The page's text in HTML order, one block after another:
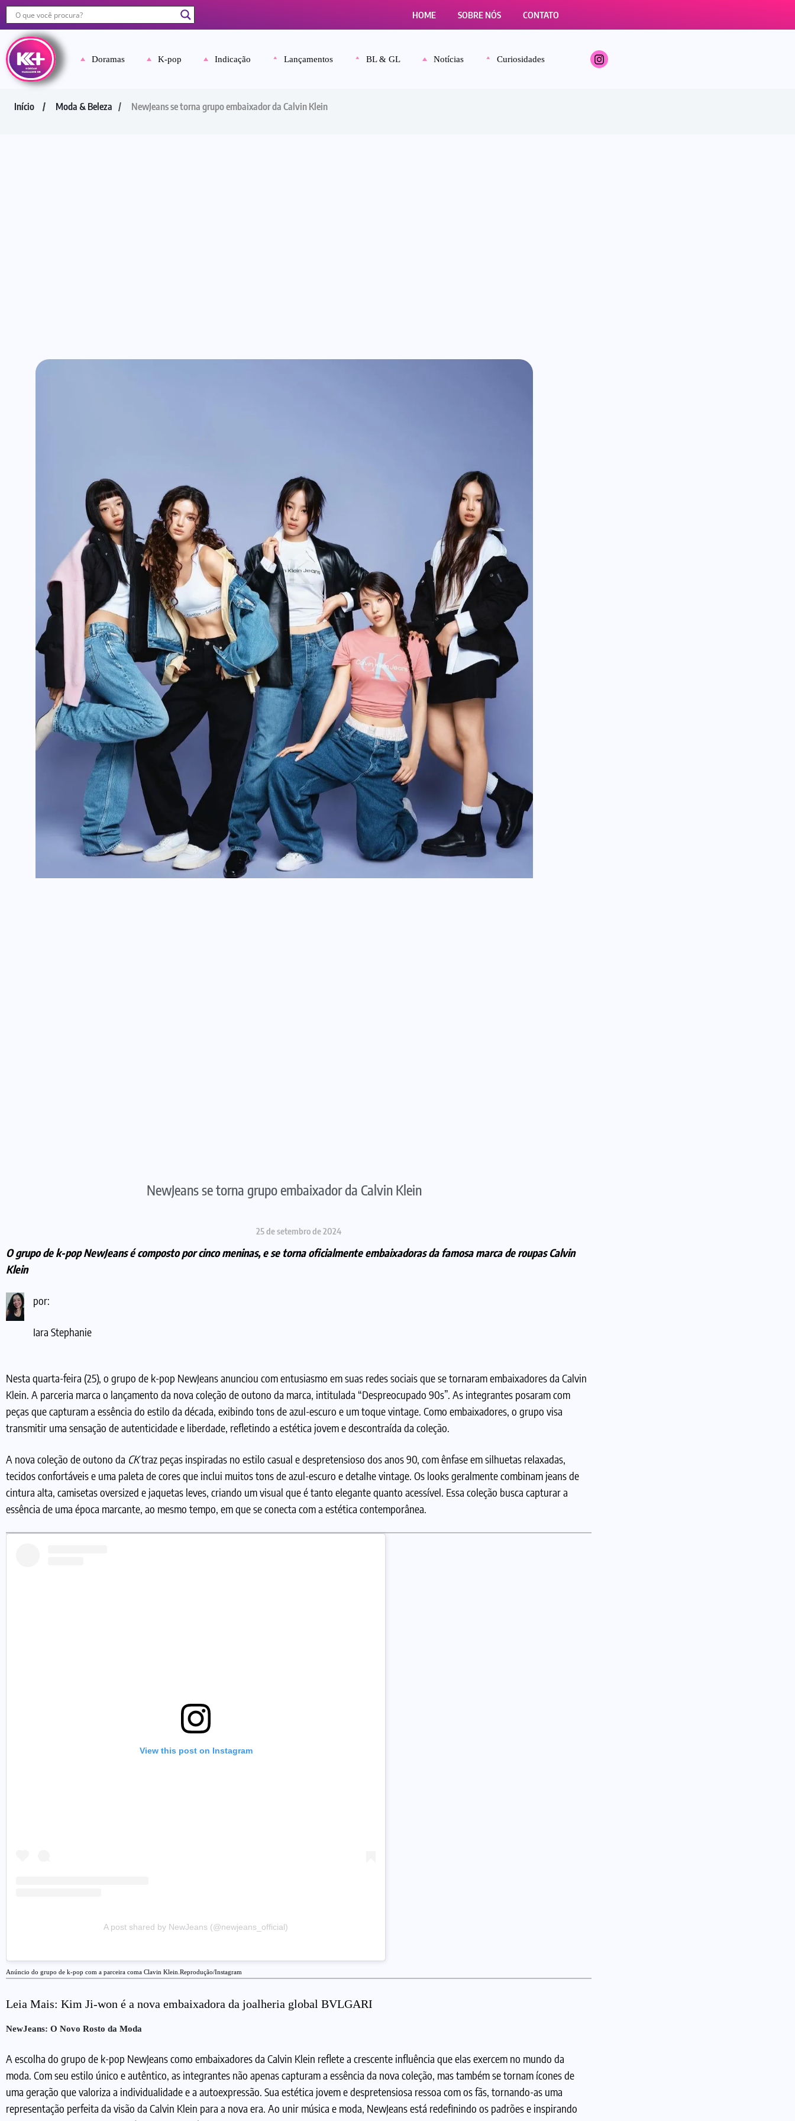
HOME SOBRE NÓS CONTATO
Doramas K-pop Indicação Lançamentos BL & GL Notícias Curiosidades
Início Moda & Beleza NewJeans se torna grupo embaixador da Calvin Klein
NewJeans se torna grupo embaixador da Calvin Klein
25 de setembro de 2024
O grupo de k-pop NewJeans é composto por cinco meninas, e se torna oficialmente embaixadoras da famosa marca de roupas Calvin
Klein
por:
Iara Stephanie
Nesta quarta-feira (25), o grupo de k-pop NewJeans anunciou com entusiasmo em suas redes sociais que se tornaram embaixadores da Calvin
Klein. A parceria marca o lançamento da nova coleção de outono da marca, intitulada “Despreocupado 90s”. As integrantes posaram com
peças que capturam a essência do estilo da década, exibindo tons de azul-escuro e um toque vintage. Como embaixadores, o grupo visa
transmitir uma sensação de autenticidade e liberdade, refletindo a estética jovem e descontraída da coleção.
A nova coleção de outono da CKtraz peças inspiradas no estilo casual e despretensioso dos anos 90, com ênfase em silhuetas relaxadas,
tecidos confortáveis e uma paleta de cores que inclui muitos tons de azul-escuro e detalhe vintage. Os looks geralmente combinam jeans de
cintura alta, camisetas oversized e jaquetas leves, criando um visual que é tanto elegante quanto acessível. Essa coleção busca capturar a
essência de uma época marcante, ao mesmo tempo, em que se conecta com a estética contemporânea.
View this post on Instagram
A post shared by NewJeans (@newjeans_official)
Anúncio do grupo de k-pop com a parceira coma Clavin Klein.Reprodução/Instagram
Leia Mais: Kim Ji-won é a nova embaixadora da joalheria global BVLGARI
NewJeans: O Novo Rosto da Moda
A escolha do grupo de k-pop NewJeans como embaixadores da Calvin Klein reflete a crescente influência que elas exercem no mundo da
moda. Com seu estilo único e autêntico, as integrantes não apenas capturam a essência da nova coleção, mas também se tornam ícones de
uma geração que valoriza a individualidade e a autoexpressão. Sua estética jovem e despretensiosa ressoa com os fãs, tornando-as uma
representação perfeita da visão da Calvin Klein para a nova era. Ao unir música e moda, NewJeans está redefinindo os padrões e inspirando